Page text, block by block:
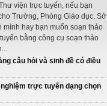
viện trực tuyến, nếu bạn
Trường, Phòng Giáo dục, Sở
mình hay bạn muốn soạn thảo
bằng công cụ soạn thảo
câu hỏi và sinh đề có điều
trực tuyến dạng chọn